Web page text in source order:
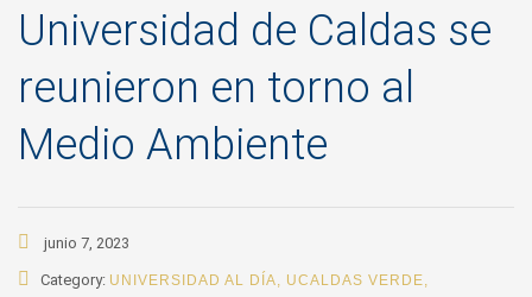
Universidad de Caldas se
reunieron en torno al
Medio Ambiente
junio 7, 2023
Category: UNIVERSIDAD AL DÍA, UCALDAS VERDE,